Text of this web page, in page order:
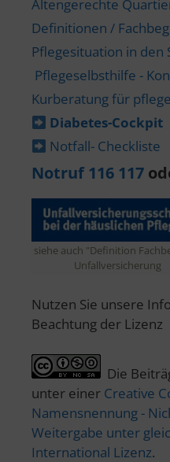
Altengerechte
Definitionen /
Pflegesituation in den
Pflegeselbsthilfe -
Kurberatung für
Diabetes-​Cockpit
Notfall- Checkliste
Notruf 116 117
siehe auch "Definition
Unfallversicherung
Nutzen Sie unsere
Beachtung der Lizenz
Die
unter einer Creative
Namensnennung -
Weitergabe unter
International Lizenz.